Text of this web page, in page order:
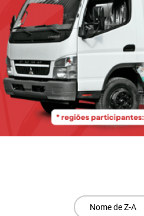
Nome de Z-A